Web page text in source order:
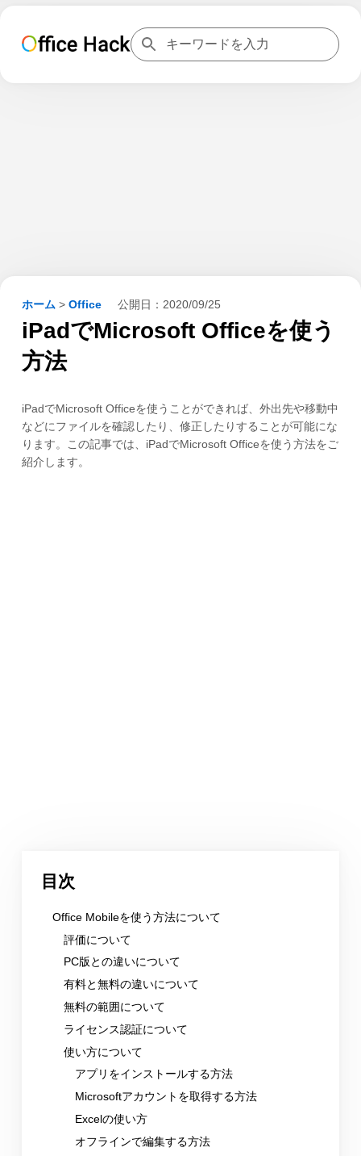
ホーム > Office 公開日： 2020/09/25
iPadでMicrosoft Officeを使う
方法
iPadでMicrosoft Officeを使うことができれば、外出先や移動中
などにファイルを確認したり、修正したりすることが可能にな
ります。この記事では、iPadでMicrosoft Officeを使う方法をご
紹介します。
目次
Office Mobileを使う方法について
評価について
PC版との違いについて
有料と無料の違いについて
無料の範囲について
ライセンス認証について
使い方について
アプリをインストールする方法
Microsoftアカウントを取得する方法
Excelの使い方
オフラインで編集する方法